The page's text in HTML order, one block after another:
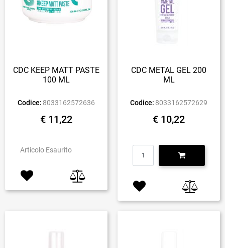
CDC KEEP MATT PASTE
100 ML
Codice: 8033162572636
€ 11,22
Articolo Esaurito
CDC METAL GEL 200
ML
Codice: 8033162572629
€ 10,22
Quantità